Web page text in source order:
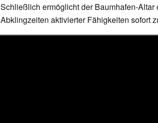
Schließlich ermöglicht der Baumhafen-
Abklingzeiten aktivierter Fähigkeiten sofort